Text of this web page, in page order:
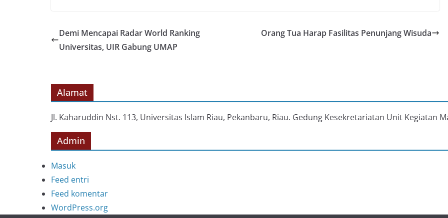
Demi Mencapai Radar World Ranking
Universitas, UIR Gabung UMAP
Orang Tua Harap Fasilitas Penunjang Wisuda
Alamat
Jl. Kaharuddin Nst. 113, Universitas Islam Riau, Pekanbaru, Riau. Gedung Kesekretariatan Unit Kegiatan
Admin
Masuk
Feed entri
Feed komentar
WordPress.org